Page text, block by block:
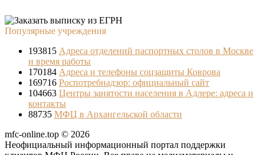
Популярные учреждения
193815 Адреса отделений паспортных столов в Москве
и время работы
170184 Адреса и телефоны соцзащиты Коврова
169716 Роспотребнадзор: официальный сайт
104663 Центры занятости населения в Адлере: адреса и
контакты
88735 МФЦ в Архангельской области
mfc-online.top © 2026
Неофициальный информационный портал поддержки